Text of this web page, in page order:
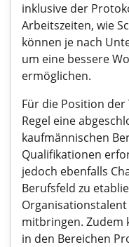
inklusive der
Arbeitszeiten, wie
können je nach
um eine bessere
ermöglichen.
Für die Position
Regel eine
kaufmännischen
Qualifikationen
jedoch ebenfalls
Berufsfeld zu
mitbringen. Zudem
in den Bereichen